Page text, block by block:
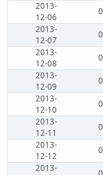
2013-
12-06
0
2013-
12-07
0
2013-
12-08
0
2013-
12-09
0
2013-
12-10
0
2013-
12-11
0
2013-
12-12
0
2013-